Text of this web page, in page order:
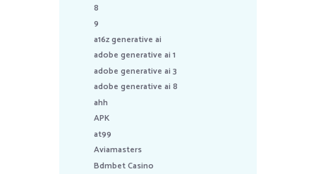
8
9
a16z generative ai
adobe generative ai 1
adobe generative ai 3
adobe generative ai 8
ahh
APK
at99
Aviamasters
Bdmbet Casino